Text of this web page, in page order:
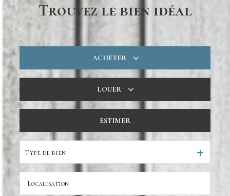
Trouvez le bien idéal
ACHETER
De l'immo pro
LOUER
De l'immo pro
ESTIMER
Type de bien